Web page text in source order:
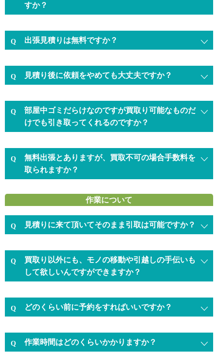
すか？
出張見積りは無料ですか？
見積り後に依頼をやめても大丈夫ですか？
部屋中ゴミだらけなのですが買取り可能なものだ
けでも引き取ってくれるのですか？
無料出張とありますが、買取不可の場合手数料を
取られますか？
作業について
見積りに来て頂いてそのまま引取は可能ですか？
買取り以外にも、モノの移動や引越しの手伝いも
して欲しいんですができますか？
どのくらい前に予約をすればいいですか？
作業時間はどのくらいかかりますか？